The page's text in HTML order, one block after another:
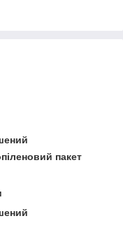
пакет